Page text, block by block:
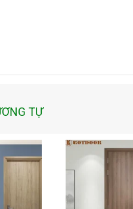
TỰ